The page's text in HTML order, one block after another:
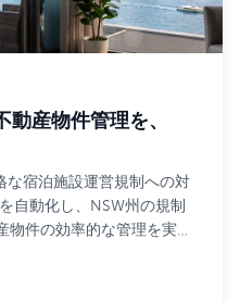
動産物件管理を、
な宿泊施設運営規制への対
自動化し、NSW州の規制
物件の効率的な管理を実現